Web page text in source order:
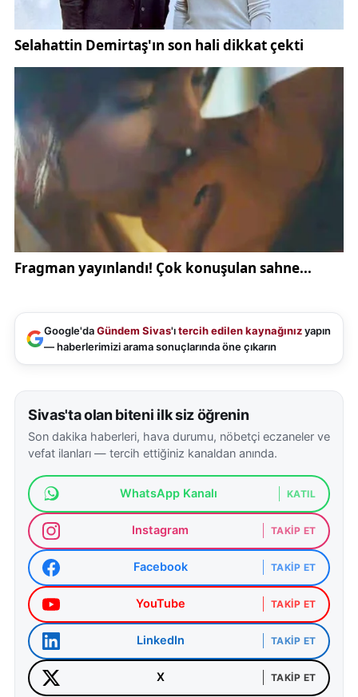
Google'daGündem Sivas'ıtercih edilen kaynağınızyapın
— haberlerimizi arama sonuçlarında öne çıkarın
Sivas'ta olan biteni ilk siz öğrenin
Son dakika haberleri, hava durumu, nöbetçi eczaneler ve
vefat ilanları — tercih ettiğiniz kanaldan anında.
WhatsApp Kanalı KATIL
Instagram TAKIP ET
Facebook TAKIP ET
YouTube TAKIP ET
LinkedIn TAKIP ET
X TAKIP ET